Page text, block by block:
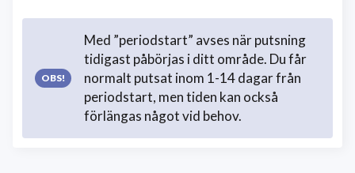
Med ”periodstart” avses när putsning
tidigast påbörjas i ditt område. Du får
normalt putsat inom 1-14 dagar från
periodstart, men tiden kan också
förlängas något vid behov.